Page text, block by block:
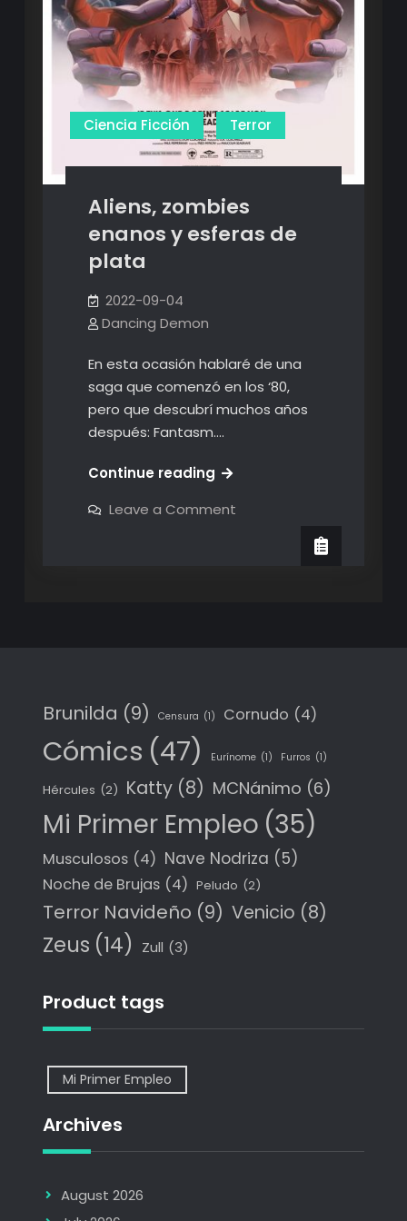
Ciencia Ficción Terror
Aliens, zombies
enanos y esferas de
plata
2022-09-04
Dancing Demon
En esta ocasión hablaré de una
saga que comenzó en los ‘80,
pero que descubrí muchos años
después: Fantasm.…
Continue readingAliens,
enanos
Leave a Commenton
Brunilda (9) Censura (1) Cornudo (4)
Cómics (47) Eurínome (1) Furros (1)
Hércules (2) Katty (8) MCNánimo (6)
Mi Primer Empleo (35)
Musculosos (4) Nave Nodriza (5)
Noche de Brujas (4) Peludo (2)
Terror Navideño (9) Venicio (8)
Zeus (14) Zull (3)
Product tags
Mi Primer Empleo
Archives
August 2026